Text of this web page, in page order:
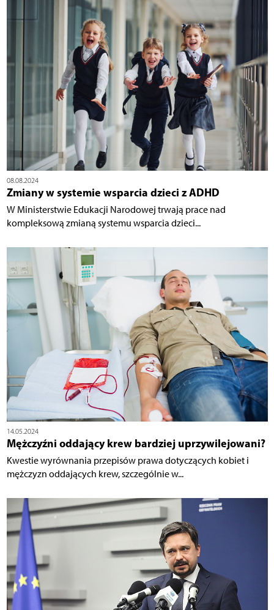
08.08.2024
Zmiany w systemie wsparcia dzieci z ADHD
W Ministerstwie Edukacji Narodowej trwają prace nad
kompleksową zmianą systemu wsparcia dzieci...
14.05.2024
Mężczyźni oddający krew bardziej uprzywilejowani?
Kwestie wyrównania przepisów prawa dotyczących kobiet i
mężczyzn oddających krew, szczególnie w...